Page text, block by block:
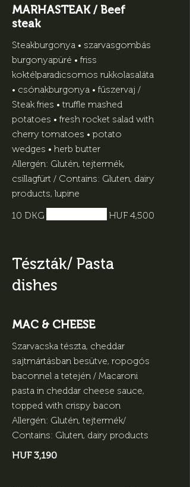
MARHASTEAK / Beef
steak
Steakburgonya • szarvasgombás
burgonyapüré • friss
koktélparadicsomos rukkolasaláta
• csónakburgonya • fűszervaj /
Steak fries • truffle mashed
potatoes • fresh rocket salad with
cherry tomatoes • potato
wedges • herb butter
Allergén: Glutén, tejtermék,
csillagfürt / Contains: Gluten, dairy
products, lupine
10 DKG
HUF 4,500
Tészták/ Pasta
dishes
MAC & CHEESE
Szarvacska tészta, cheddar
sajtmártásban besütve, ropogós
baconnel a tetején / Macaroni
pasta in cheddar cheese sauce,
topped with crispy bacon
Allergén: Glutén, tejtermék/
HUF 3,190